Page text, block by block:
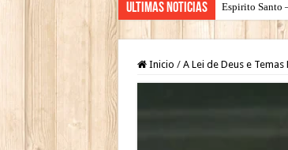
Ultimas Noticias Espirito Santo
Inicio / A Lei de Deus e